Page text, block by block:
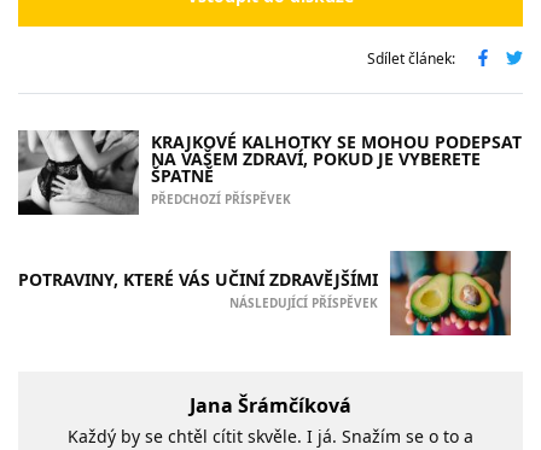
Sdílet článek:
KRAJKOVÉ KALHOTKY SE MOHOU PODEPSAT
NA VAŠEM ZDRAVÍ, POKUD JE VYBERETE
ŠPATNĚ
PŘEDCHOZÍ PŘÍSPĚVEK
POTRAVINY, KTERÉ VÁS UČINÍ ZDRAVĚJŠÍMI
NÁSLEDUJÍCÍ PŘÍSPĚVEK
Jana Šrámčíková
Každý by se chtěl cítit skvěle. I já. Snažím se o to a